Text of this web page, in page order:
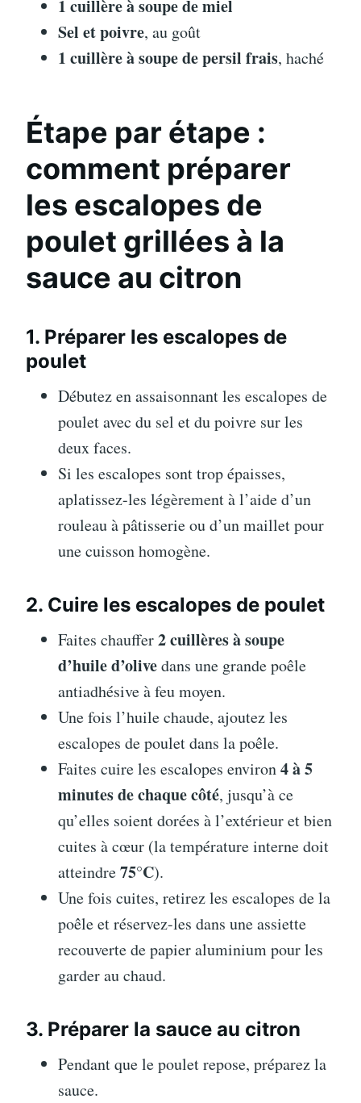
1 cuillère à soupe de miel
Sel et poivre, au goût
1 cuillère à soupe de persil frais, haché
Étape par étape :
comment préparer
les escalopes de
poulet grillées à la
sauce au citron
1. Préparer les escalopes de
poulet
Débutez en assaisonnant les escalopes de
poulet avec du sel et du poivre sur les
deux faces.
Si les escalopes sont trop épaisses,
aplatissez-les légèrement à l’aide d’un
rouleau à pâtisserie ou d’un maillet pour
une cuisson homogène.
2. Cuire les escalopes de poulet
Faites chauffer2 cuillères à soupe
d’huile d’olivedans une grande poêle
antiadhésive à feu moyen.
Une fois l’huile chaude, ajoutez les
escalopes de poulet dans la poêle.
Faites cuire les escalopes environ4 à 5
minutes de chaque côté, jusqu’à ce
qu’elles soient dorées à l’extérieur et bien
cuites à cœur (la température interne doit
atteindre75°C).
Une fois cuites, retirez les escalopes de la
poêle et réservez-les dans une assiette
recouverte de papier aluminium pour les
garder au chaud.
3. Préparer la sauce au citron
Pendant que le poulet repose, préparez la
sauce.